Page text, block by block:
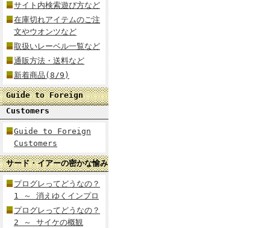
サイト内検索遊び方など
在庫切れアイテムのご注
文やウオンツなど
取扱いレーベル一覧など
通販方法・送料など
新着商品(8/9)
Guide to Foreign
Customers
Guide to Foreign
Customers
サード・イアーの密かな愉み
プログレってどうなの？
1 ～ 消えゆくインプロ
プログレってどうなの？
2 ～ サイケの概観